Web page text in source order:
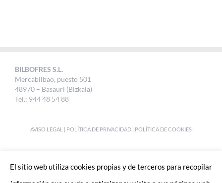
BILBOFRES S.L.
Mercabilbao, puesto 501
48970 – Basauri (Bizkaia)
Tel.: 944 48 54 88
AVISO LEGAL | POLÍTICA DE PRIVACIDAD | POLÍTICA DE COOKIES
El sitio web utiliza cookies propias y de terceros para recopilar